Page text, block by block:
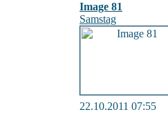
Image 81
Samstag
22.10.2011 07:55